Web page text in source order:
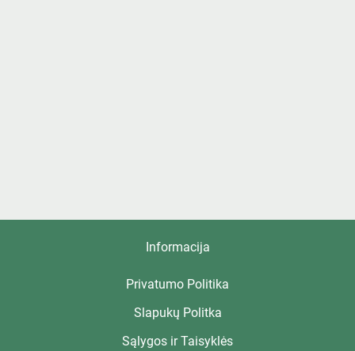
Informacija
Privatumo Politika
Slapukų Politka
Sąlygos ir Taisyklės